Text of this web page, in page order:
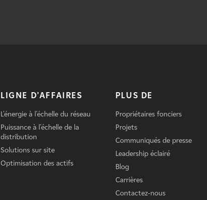
LIGNE D'AFFAIRES
L'énergie à l'échelle du réseau
Puissance à l'échelle de la
distribution
Solutions sur site
Optimisation des actifs
PLUS DE
Propriétaires fonciers
Projets
Communiqués de presse
Leadership éclairé
Blog
Carrières
Contactez-nous